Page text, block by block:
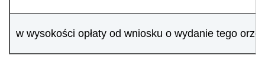
w wysokości opłaty od wniosku o wydanie tego